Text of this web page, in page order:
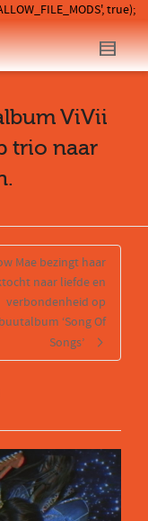
true);
ViVii
trio naar
Mae bezingt haar
naar liefde en
verbondenheid op
‘Song Of
Songs’